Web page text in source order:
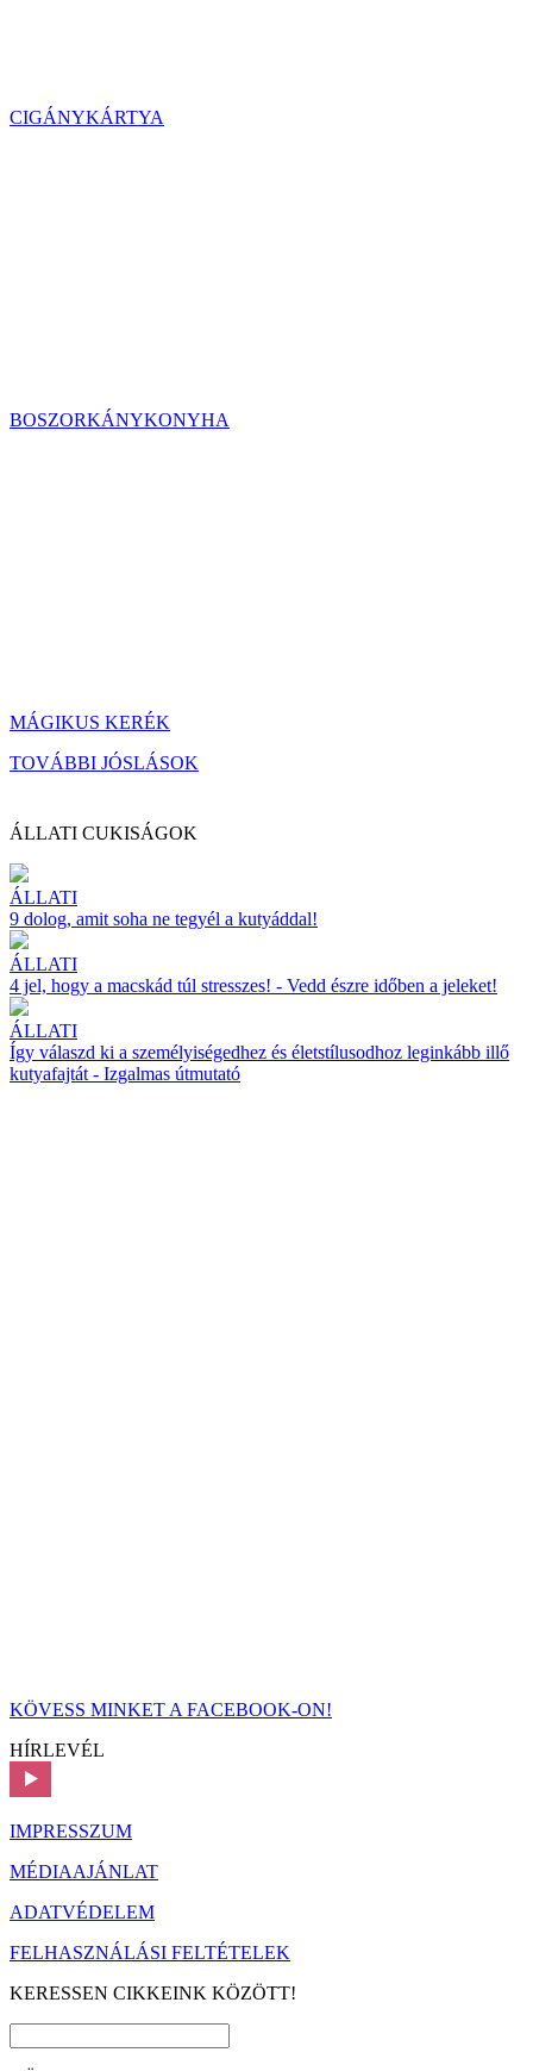
CIGÁNYKÁRTYA
BOSZORKÁNYKONYHA
MÁGIKUS KERÉK
TOVÁBBI JÓSLÁSOK
ÁLLATI CUKISÁGOK
ÁLLATI
9 dolog, amit soha ne tegyél a kutyáddal!
ÁLLATI
4 jel, hogy a macskád túl stresszes! - Vedd észre időben a jeleket!
ÁLLATI
Így válaszd ki a személyiségedhez és életstílusodhoz leginkább illő
kutyafajtát - Izgalmas útmutató
KÖVESS MINKET A FACEBOOK-ON!
HÍRLEVÉL
IMPRESSZUM
MÉDIAAJÁNLAT
ADATVÉDELEM
FELHASZNÁLÁSI FELTÉTELEK
KERESSEN CIKKEINK KÖZÖTT!